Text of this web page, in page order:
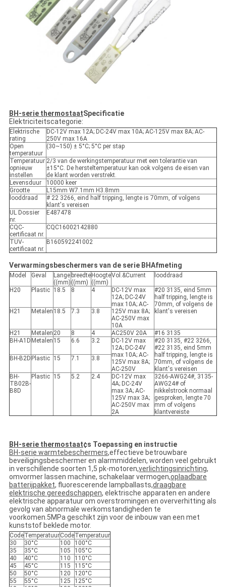
BH-serie thermostaatSpecificatie
Elektriciteitscategorie:
Elektrische
rating
DC-12V max 12A; DC-24V max 10A; AC-125V max 8A; AC-
250V max 16A
Open
temperatuur
(30~150) ± 5°C; 5°C per stap
Temperatuur
opnieuw
instellen
2/3 van de werkingstemperatuur met een tolerantie van
±15°C. De hersteltemperatuur kan ook volgens de eisen van
de klant worden verstrekt.
Levensduur
10000 keer
Grootte
L15mm W7.1mm H3.8mm
looddraad
# 22 3266, eind half tripping, lengte is 70mm, of volgens
klant's vereisen
UL Dossier
nr.
E487478
CQC-
certificaat nr.
CQC16002142880
TUV-
certificaat nr.
B160592241002
Verwarmingsbeschermers van de serie BHAfmeting
Model Geval
Lange
((mm)
breedte
((mm)
Hoogte
((mm)
Vol.&Current looddraad
H20 Plastic 18.5 8 4
DC-12V max
12A; DC-24V
max 10A; AC-
125V max 8A;
AC-250V max
10A
#20 3135, eind 5mm
half tripping, lengte is
70mm, of volgens de
klant's vereisen
H21 Metalen 18.5 7.3 3.8
H21 Metalen 20 8 4 AC250V 20A
#16 3135
BH-A1D Metalen 15 6.6 3.2
DC-12V max
12A; DC-24V
max 10A; AC-
125V max 8A;
AC-250V
#20 3135, #22 3266,
#22 3135, eind 5mm
half tripping, lengte is
70mm, of volgens de
klant's vereisen
BH-B2D Plastic 15 7.1 3.8
BH-
TB02B-
B8D
Plastic 15 5.2 2.4
DC-12V max
4A; DC-24V
max 3A; AC-
125V max 3A;
AC-250V max
2A
3266-AWG24#, 3135-
AWG24# of
nikkelstrook normaal
gesproken, lengte 70
mm of volgens
klantvereiste
BH-serie thermostaat¢s Toepassing en instructie
BH-serie warmtebeschermers,effectieve betrouwbare
beveiligingsbeschermer en alarmmiddelen, worden veel gebruikt
in verschillende soorten 1,5 pk-motoren,verlichtingsinrichting,
omvormer lassen machine, schakelaar vermogen,oplaadbare
batterijpakket, fluorescerende lampballasts,draagbare
elektrische gereedschappen, elektrische apparaten en andere
elektrische apparatuur om overstromingen en oververhitting als
gevolg van abnormale werkomstandigheden te
voorkomen.5MPa geschikt zijn voor de inbouw van een met
kunststof beklede motor.
CodeTemperatuurCodeTemperatuur
30
30°C 100
100°C
35
35°C 105
105°C
40
40°C 110
110°C
45
45°C 115
115°C
50
50°C 120
120°C
55
55°C 125
125°C